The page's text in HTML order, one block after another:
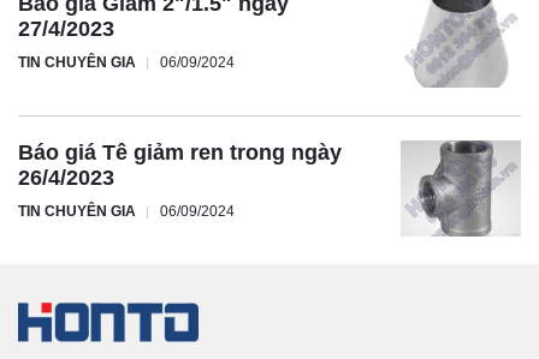
27/4/2023
TIN CHUYÊN GIA 06/09/2024
Báo giá Tê giảm ren trong ngày
26/4/2023
TIN CHUYÊN GIA 06/09/2024